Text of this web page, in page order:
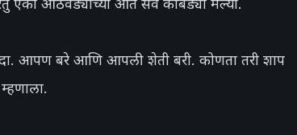
एका आठवड्याच्या आत सर्व कोंबड्या मेल्या.
आपण बरे आणि आपली शेती बरी. कोणता तरी शाप